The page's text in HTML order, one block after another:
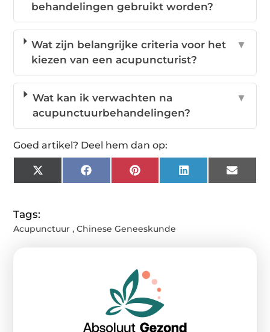
behandelingen gebruikt worden?
Wat zijn belangrijke criteria voor het
kiezen van een acupuncturist?
▼
Wat kan ik verwachten na
acupunctuurbehandelingen?
▼
Goed artikel? Deel hem dan op:
X
(Twitter)
FacebookPinterestLinkedInEmail
Tags:
Acupunctuur ,Chinese Geneeskunde